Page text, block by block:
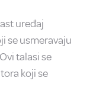
uređaj
se usmeravaju
talasi se
koji se